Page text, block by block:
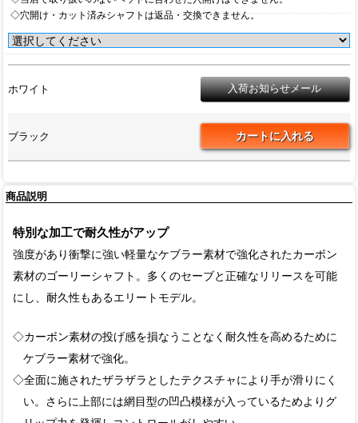
◇穴開け・カット済みシャフトは返品・交換できません。
ホワイト
ブラック
商品説明
特別な加工で耐久性がアップ
強度があり衝撃に強い軽量なケブラー素材で強化されたカーボン
素材のゴーリーシャフト。多くのセーブと正確なリリースを可能
にし、耐久性もあるエリートモデル。
◇カーボン素材の投げ感を損なうことなく耐久性を高めるために
ケブラー素材で強化。
◇全面に施されたザラザラとしたテクスチャにより手が滑りにく
い。さらに上部には網目型の凹凸模様が入っているためよりグ